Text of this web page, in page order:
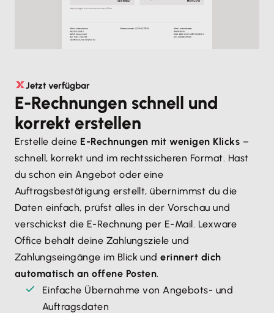
Jetzt verfügbar
E-Rechnungen schnell und
korrekt erstellen
Erstelle deine E-Rechnungen mit wenigen Klicks –
schnell, korrekt und im rechtssicheren Format. Hast
du schon ein Angebot oder eine
Auftragsbestätigung erstellt, übernimmst du die
Daten einfach, prüfst alles in der Vorschau und
verschickst die E-Rechnung per E-Mail. Lexware
Office behält deine Zahlungsziele und
Zahlungseingänge im Blick underinnert dich
automatisch an offene Posten.
Einfache Übernahme von Angebots- und
Auftragsdaten